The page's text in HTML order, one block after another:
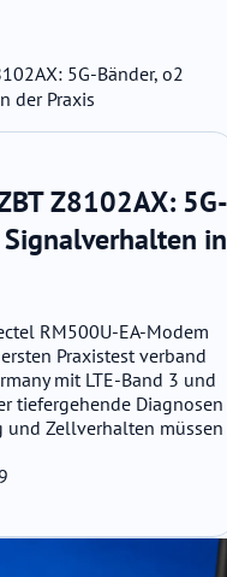
5G-Bänder, o2
der Praxis
Z8102AX: 5G-
in
RM500U-EA-Modem
Praxistest verband
mit LTE-Band 3 und
tiefergehende Diagnosen
und Zellverhalten müssen